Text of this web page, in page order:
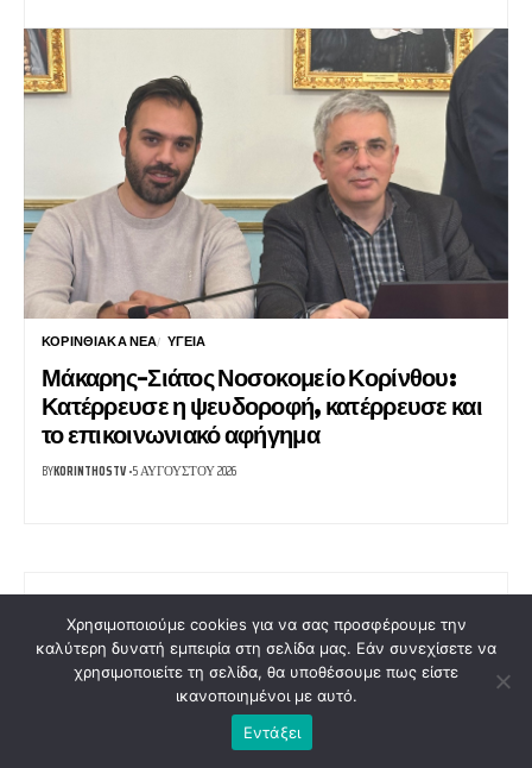
ΚΟΡΙΝΘΙΑΚΆ ΝΈΑ ΥΓΕΊΑ
Μάκαρης-Σιάτος Νοσοκομείο Κορίνθου:
Κατέρρευσε η ψευδοροφή, κατέρρευσε και
το επικοινωνιακό αφήγημα
BYKORINTHOSTV 5 ΑΥΓΟΎΣΤΟΥ 2026
Το KorinthosTV.gr είναι η κορυφαία διαδικτυακή
πλατφόρμα ενημέρωσης για την Κορινθία και την
ευρύτερη περιοχή. Με συνεχή ροή ειδήσεων, έγκυρη
ενημέρωση και αποκλειστικά ρεπορτάζ, σας κρατάμε
πάντα ενημερωμένους για ό,τι συμβαίνει τοπικά και
Χρησιμοποιούμε cookies για να σας προσφέρουμε την
καλύτερη δυνατή εμπειρία στη σελίδα μας. Εάν συνεχίσετε να
χρησιμοποιείτε τη σελίδα, θα υποθέσουμε πως είστε
ικανοποιημένοι με αυτό.
Εντάξει